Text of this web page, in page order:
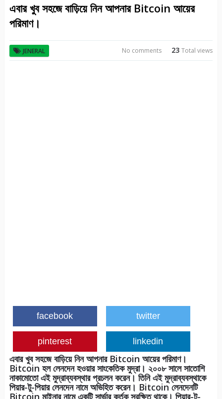
এবার খুব সহজে বাড়িয়ে নিন আপনার Bitcoin আয়ের
পরিমাণ।
JENERAL 23Total views
No comments
facebook twitter
pinterest linkedin
এবার খুব সহজে বাড়িয়ে নিন আপনার Bitcoin আয়ের পরিমাণ।
Bitcoin হল লেনদেন হওয়ার সাংকেতিক মুদ্রা। ২০০৮ সালে সাতোশি
নাকামোতো এই মুদ্রাব্যবস্থার প্রচলন করেন। তিনি এই মুদ্রাব্যবস্থাকে
পিয়ার-টু-পিয়ার লেনদেন নামে অভিহিত করেন। Bitcoin লেনদেনটি